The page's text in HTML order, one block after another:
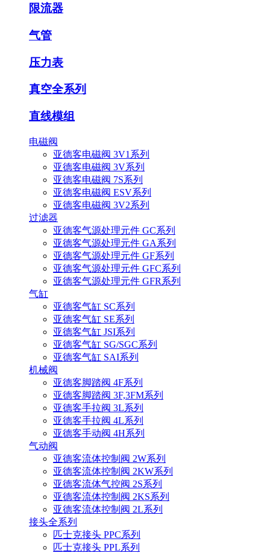
限流器
气管
压力表
真空全系列
直线模组
电磁阀
亚德客电磁阀 3V1系列
亚德客电磁阀 3V系列
亚德客电磁阀 7S系列
亚德客电磁阀 ESV系列
亚德客电磁阀 3V2系列
过滤器
亚德客气源处理元件 GC系列
亚德客气源处理元件 GA系列
亚德客气源处理元件 GF系列
亚德客气源处理元件 GFC系列
亚德客气源处理元件 GFR系列
气缸
亚德客气缸 SC系列
亚德客气缸 SE系列
亚德客气缸 JSI系列
亚德客气缸 SG/SGC系列
亚德客气缸 SAI系列
机械阀
亚德客脚踏阀 4F系列
亚德客脚踏阀 3F,3FM系列
亚德客手拉阀 3L系列
亚德客手拉阀 4L系列
亚德客手动阀 4H系列
气动阀
亚德客流体控制阀 2W系列
亚德客流体控制阀 2KW系列
亚德客流体气控阀 2S系列
亚德客流体控制阀 2KS系列
亚德客流体控制阀 2L系列
接头全系列
匹士克接头 PPC系列
匹士克接头 PPL系列